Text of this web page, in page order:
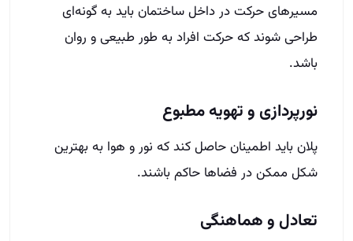
مسیرهای حرکت در داخل ساختمان باید به گونه‌ای
طراحی شوند که حرکت افراد به طور طبیعی و روان
باشد.
نورپردازی و تهویه مطبوع
پلان باید اطمینان حاصل کند که نور و هوا به بهترین
شکل ممکن در فضاها حاکم باشند.
تعادل و هماهنگی